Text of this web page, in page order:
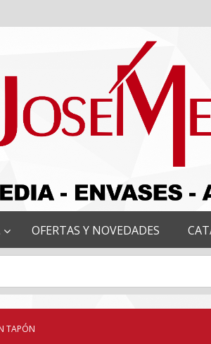
OFERTAS Y NOVEDADES
TAPÓN